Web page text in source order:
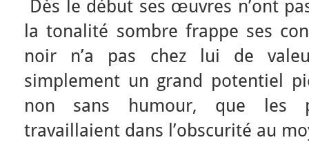
Dès le début ses œuvres n’ont
la tonalité sombre frappe ses
noir n’a pas chez lui de
simplement un grand potentiel
non sans humour, que les
travaillaient dans l’obscurité au